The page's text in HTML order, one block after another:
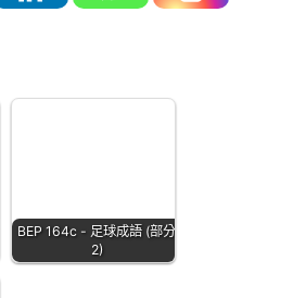
BEP 164c - 足球成語 (部分
2)